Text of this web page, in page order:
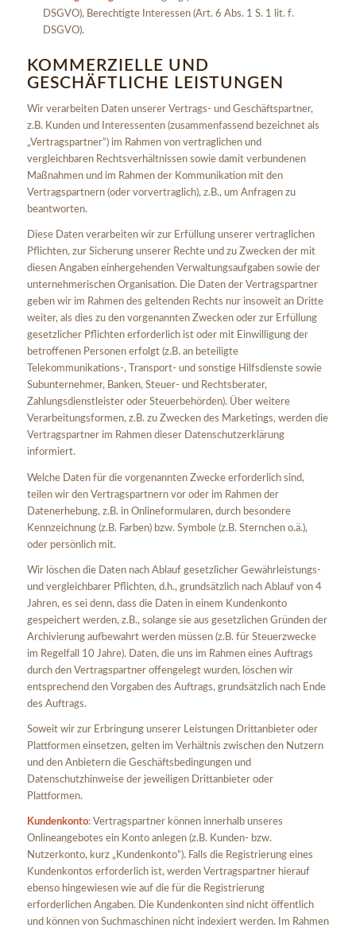
DSGVO), Berechtigte Interessen (Art. 6 Abs. 1 S. 1 lit. f.
DSGVO).
KOMMERZIELLE UND
GESCHÄFTLICHE LEISTUNGEN
Wir verarbeiten Daten unserer Vertrags- und Geschäftspartner,
z.B. Kunden und Interessenten (zusammenfassend bezeichnet als
„Vertragspartner“) im Rahmen von vertraglichen und
vergleichbaren Rechtsverhältnissen sowie damit verbundenen
Maßnahmen und im Rahmen der Kommunikation mit den
Vertragspartnern (oder vorvertraglich), z.B., um Anfragen zu
beantworten.
Diese Daten verarbeiten wir zur Erfüllung unserer vertraglichen
Pflichten, zur Sicherung unserer Rechte und zu Zwecken der mit
diesen Angaben einhergehenden Verwaltungsaufgaben sowie der
unternehmerischen Organisation. Die Daten der Vertragspartner
geben wir im Rahmen des geltenden Rechts nur insoweit an Dritte
weiter, als dies zu den vorgenannten Zwecken oder zur Erfüllung
gesetzlicher Pflichten erforderlich ist oder mit Einwilligung der
betroffenen Personen erfolgt (z.B. an beteiligte
Telekommunikations-, Transport- und sonstige Hilfsdienste sowie
Subunternehmer, Banken, Steuer- und Rechtsberater,
Zahlungsdienstleister oder Steuerbehörden). Über weitere
Verarbeitungsformen, z.B. zu Zwecken des Marketings, werden die
Vertragspartner im Rahmen dieser Datenschutzerklärung
informiert.
Welche Daten für die vorgenannten Zwecke erforderlich sind,
teilen wir den Vertragspartnern vor oder im Rahmen der
Datenerhebung, z.B. in Onlineformularen, durch besondere
Kennzeichnung (z.B. Farben) bzw. Symbole (z.B. Sternchen o.ä.),
oder persönlich mit.
Wir löschen die Daten nach Ablauf gesetzlicher Gewährleistungs-
und vergleichbarer Pflichten, d.h., grundsätzlich nach Ablauf von 4
Jahren, es sei denn, dass die Daten in einem Kundenkonto
gespeichert werden, z.B., solange sie aus gesetzlichen Gründen der
Archivierung aufbewahrt werden müssen (z.B. für Steuerzwecke
im Regelfall 10 Jahre). Daten, die uns im Rahmen eines Auftrags
durch den Vertragspartner offengelegt wurden, löschen wir
entsprechend den Vorgaben des Auftrags, grundsätzlich nach Ende
des Auftrags.
Soweit wir zur Erbringung unserer Leistungen Drittanbieter oder
Plattformen einsetzen, gelten im Verhältnis zwischen den Nutzern
und den Anbietern die Geschäftsbedingungen und
Datenschutzhinweise der jeweiligen Drittanbieter oder
Plattformen.
Kundenkonto: Vertragspartner können innerhalb unseres
Onlineangebotes ein Konto anlegen (z.B. Kunden- bzw.
Nutzerkonto, kurz „Kundenkonto“). Falls die Registrierung eines
Kundenkontos erforderlich ist, werden Vertragspartner hierauf
ebenso hingewiesen wie auf die für die Registrierung
erforderlichen Angaben. Die Kundenkonten sind nicht öffentlich
und können von Suchmaschinen nicht indexiert werden. Im Rahmen